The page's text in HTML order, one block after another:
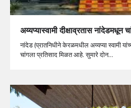
अय्यप्यास्वामी दीक्षाव्रतास नांदेडमधून
नांदेड (प्रातनिधीने केरळमधील अय्यप्या स्वामी
चांगला प्रतिसाद मिळत आहे. सुमारे दोन…